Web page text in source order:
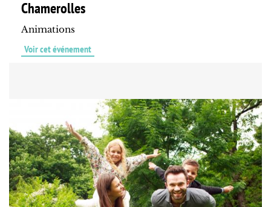
Chamerolles
Animations
Voir cet événement